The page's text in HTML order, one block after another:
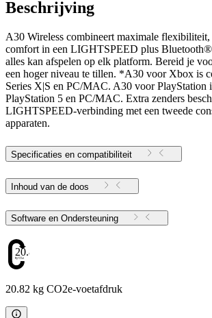
Beschrijving
A30 Wireless combineert maximale
comfort in een LIGHTSPEED plus Bluetooth®
alles kan afspelen op elk platform. Bereid je
een hoger niveau te tillen. *A30 voor Xbox is
Series X|S en PC/MAC. A30 voor PlayStation
PlayStation 5 en PC/MAC. Extra zenders
LIGHTSPEED-verbinding met een tweede
apparaten.
Specificaties en compatibiliteit
Inhoud van de doos
Software en Ondersteuning
20.82
20.82 kg CO2e-voetafdruk